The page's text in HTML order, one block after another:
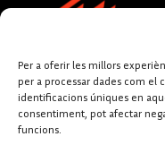
Per a oferir les millors
per a processar dades com el
identificacions úniques en
consentiment, pot afectar
funcions.